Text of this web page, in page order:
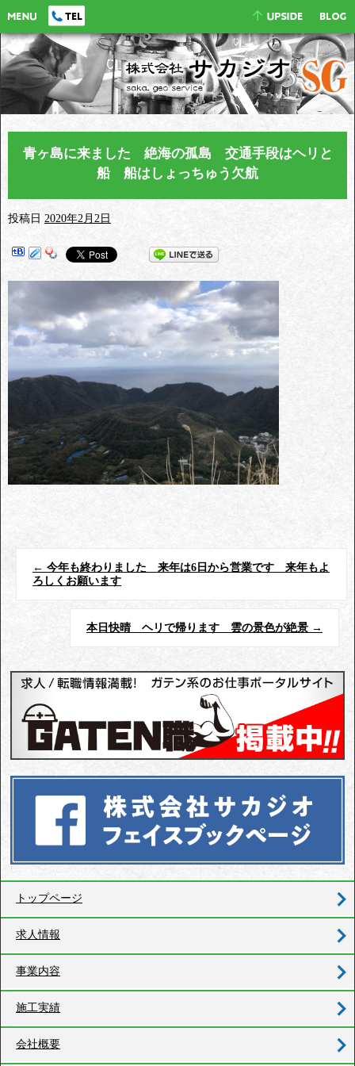
青ヶ島に来ました 絶海の孤島 交通手段はヘリと
船 船はしょっちゅう欠航
投稿日 2020年2月2日
← 今年も終わりました 来年は6日から営業です 来年もよ
ろしくお願います
本日快晴 ヘリで帰ります 雲の景色が絶景 →
トップページ
求人情報
事業内容
施工実績
会社概要